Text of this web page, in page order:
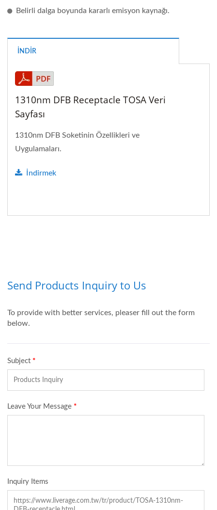
Belirli dalga boyunda kararlı emisyon kaynağı.
İNDIR
1310nm DFB Receptacle TOSA Veri
Sayfası
1310nm DFB Soketinin Özellikleri ve
Uygulamaları.
İndirmek